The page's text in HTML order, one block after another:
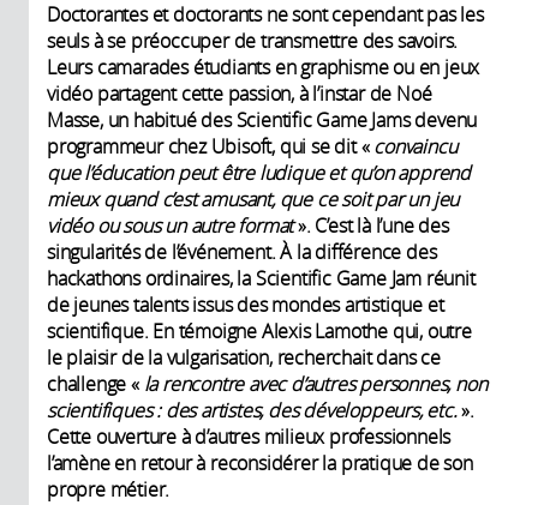
Doctorantes et doctorants ne sont cependant pas les
seuls à se préoccuper de transmettre des savoirs.
Leurs camarades étudiants en graphisme ou en jeux
vidéo partagent cette passion, à l’instar de Noé
Masse, un habitué des Scientific Game Jams devenu
programmeur chez Ubisoft, qui se dit «convaincu
que l’éducation peut être ludique et qu’on apprend
mieux quand c’est amusant, que ce soit par un jeu
vidéo ou sous un autre format». C’est là l’une des
singularités de l’événement. À la différence des
hackathons ordinaires, la Scientific Game Jam réunit
de jeunes talents issus des mondes artistique et
scientifique. En témoigne Alexis Lamothe qui, outre
le plaisir de la vulgarisation, recherchait dans ce
challenge « la rencontre avec d’autres personnes, non
scientifiques : des artistes, des développeurs, etc.».
Cette ouverture à d’autres milieux professionnels
l’amène en retour à reconsidérer la pratique de son
propre métier.